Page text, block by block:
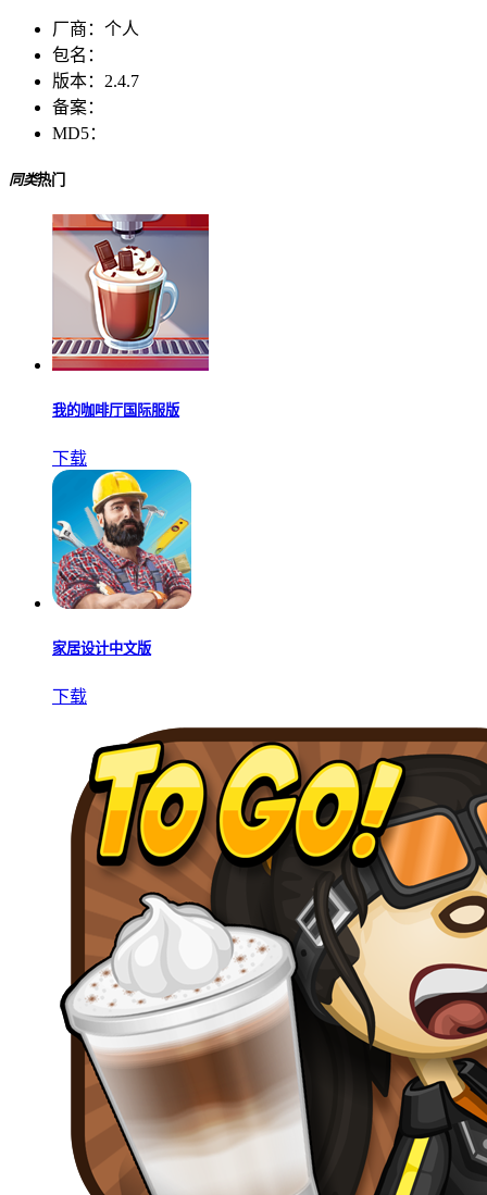
厂商： 个人
包名：
版本： 2.4.7
备案：
MD5：
同类热门
我的咖啡厅国际服版
下载
家居设计中文版
下载